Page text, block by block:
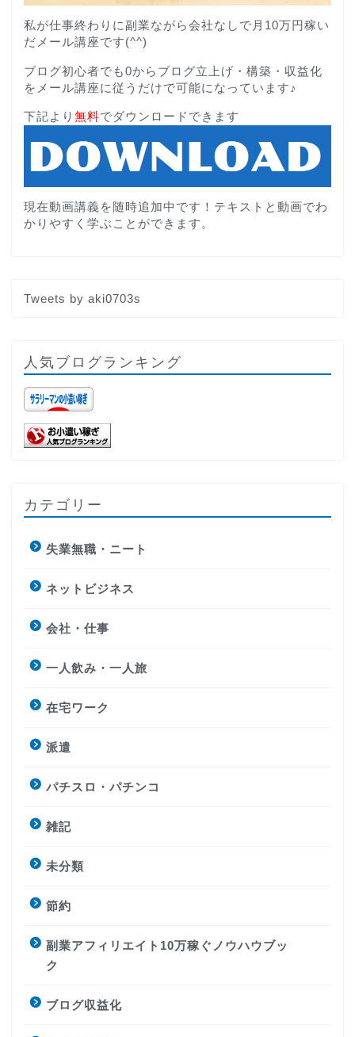
私が仕事終わりに副業ながら会社なしで月10万円稼い
だメール講座です(^^)
ブログ初心者でも0からブログ立上げ・構築・収益化
をメール講座に従うだけで可能になっています♪
下記より 無料でダウンロードできます
現在動画講義を随時追加中です！テキストと動画でわ
かりやすく学ぶことができます。
Tweets by aki0703s
人気ブログランキング
カテゴリー
失業無職・ニート
ネットビジネス
会社・仕事
一人飲み・一人旅
在宅ワーク
派遣
パチスロ・パチンコ
雑記
未分類
節約
副業アフィリエイト10万稼ぐノウハウブッ
ク
ブログ収益化